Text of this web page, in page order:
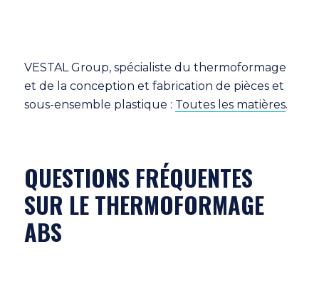
VESTAL Group, spécialiste du thermoformage
et de la conception et fabrication de pièces et
sous-ensemble plastique : Toutes les matières.
QUESTIONS FRÉQUENTES
SUR LE THERMOFORMAGE
ABS